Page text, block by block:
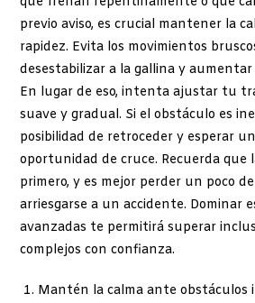
previo aviso, es crucial mantener la
rapidez. Evita los movimientos
desestabilizar a la gallina y aumentar
En lugar de eso, intenta ajustar tu
suave y gradual. Si el obstáculo es
posibilidad de retroceder y esperar
oportunidad de cruce. Recuerda que
primero, y es mejor perder un poco
arriesgarse a un accidente. Dominar
avanzadas te permitirá superar
complejos con confianza.
Mantén la calma ante obstáculos